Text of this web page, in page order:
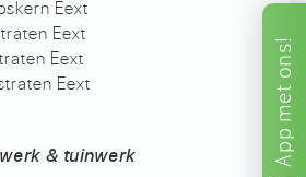
App
met
ons!
Eext
Eext
Eext
Eext
& tuinwerk